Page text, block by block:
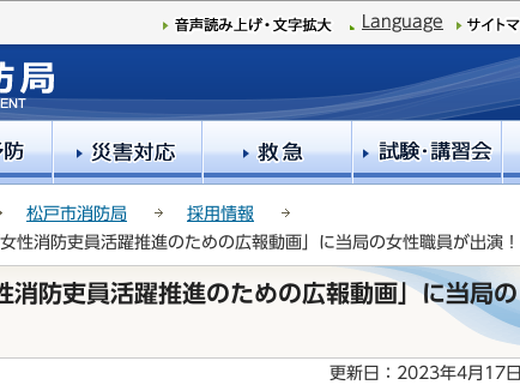
このページの本文へ移動Language
松戸市消防局
採用情報
性消防吏員活躍推進のための広報動画」に当局の女性職員が出演！
消防吏員活躍推進のための広報動画」に当局の
更新日：2023年4月17日